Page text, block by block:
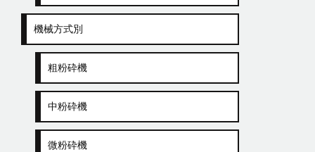
機械方式別
粗粉砕機
中粉砕機
微粉砕機